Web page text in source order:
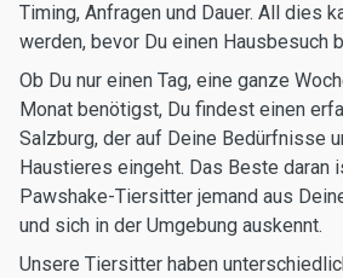
Timing, Anfragen und Dauer. All dies
werden, bevor Du einen Hausbesuch
Ob Du nur einen Tag, eine ganze
Monat benötigst, Du findest einen
Salzburg, der auf Deine Bedürfnisse
Haustieres eingeht. Das Beste daran
Pawshake-Tiersitter jemand aus
und sich in der Umgebung auskennt.
Unsere Tiersitter haben